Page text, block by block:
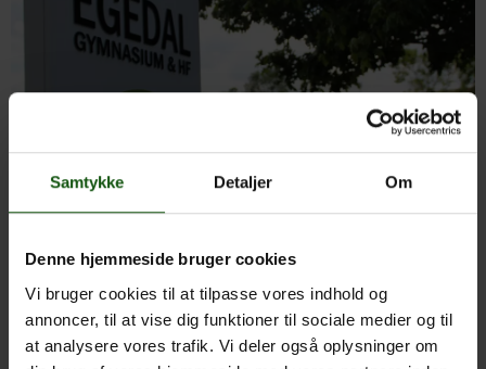
Samtykke Detaljer Om
Denne hjemmeside bruger cookies
Vi bruger cookies til at tilpasse vores indhold og
annoncer, til at vise dig funktioner til sociale medier og til
at analysere vores trafik. Vi deler også oplysninger om
Obs. Informationsmøde for STX-elever er afholdt, men du
kan se slides her:STX-uddannelsenogSTX-introduktion